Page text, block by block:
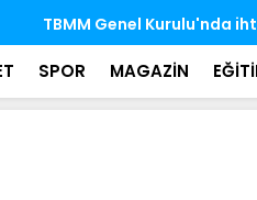
ihtisas
SPOR MAGAZİN